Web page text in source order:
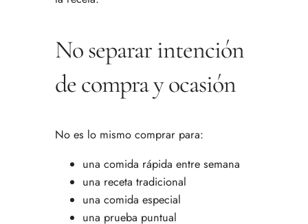
No separar intención
de compra y ocasión
No es lo mismo comprar para:
una comida rápida entre semana
una receta tradicional
una comida especial
una prueba puntual